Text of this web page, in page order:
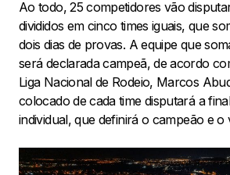
Ao todo, 25 competidores vão
divididos em cinco times iguais, que
dois dias de provas. A equipe que
será declarada campeã, de acordo
Liga Nacional de Rodeio, Marcos
colocado de cada time disputará a
individual, que definirá o campeão e o